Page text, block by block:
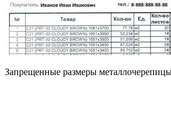
Запрещенные размеры